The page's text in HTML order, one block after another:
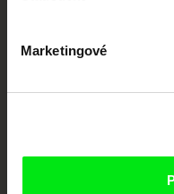
Marketingové